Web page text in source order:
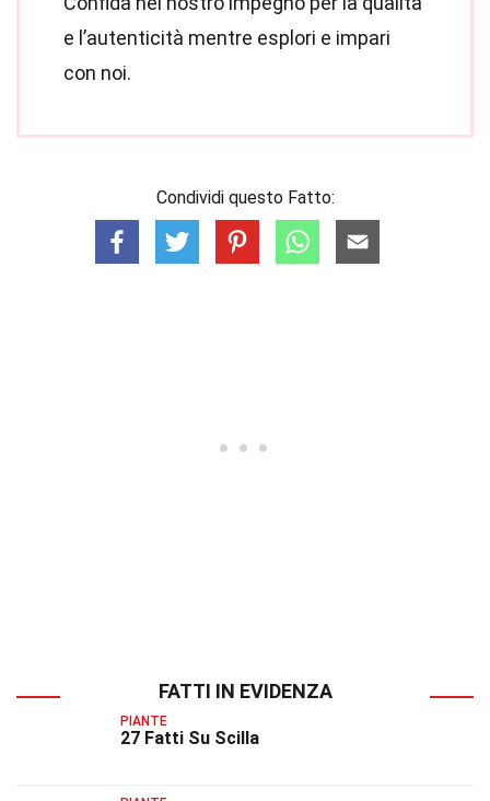
e l’autenticità mentre esplori e impari
con noi.
Condividi questo Fatto:
FATTI IN EVIDENZA
PIANTE
27 Fatti Su Scilla